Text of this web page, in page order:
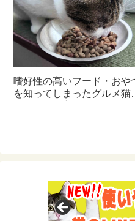
嗜好性の高いフード・おや
を知ってしまったグルメ猫